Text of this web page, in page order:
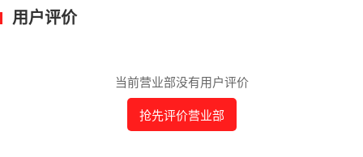
用户评价
当前营业部没有用户评价
抢先评价营业部